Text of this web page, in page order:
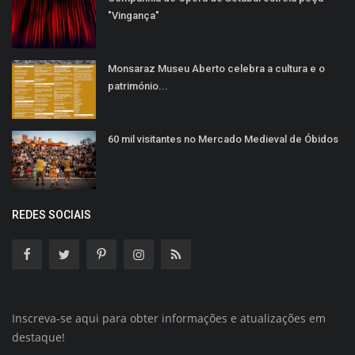
"Vingança"
Monsaraz Museu Aberto celebra a cultura e o
património...
60 mil visitantes no Mercado Medieval de Óbidos
REDES SOCIAIS
Inscreva-se aqui para obter informações e atualizações em
destaque!